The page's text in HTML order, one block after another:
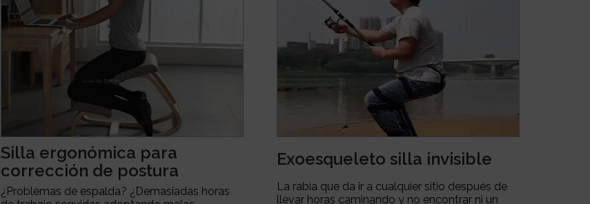
Silla ergonómica para
corrección de postura
¿Problemas de espalda? ¿Demasiadas horas
Exoesqueleto silla invisible
La rabia que da ir a cualquier sitio después de
llevar horas caminando y no encontrar ni un